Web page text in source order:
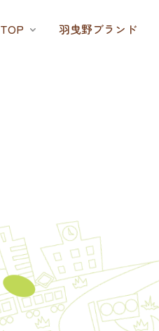
TOP 羽曳野ブランド